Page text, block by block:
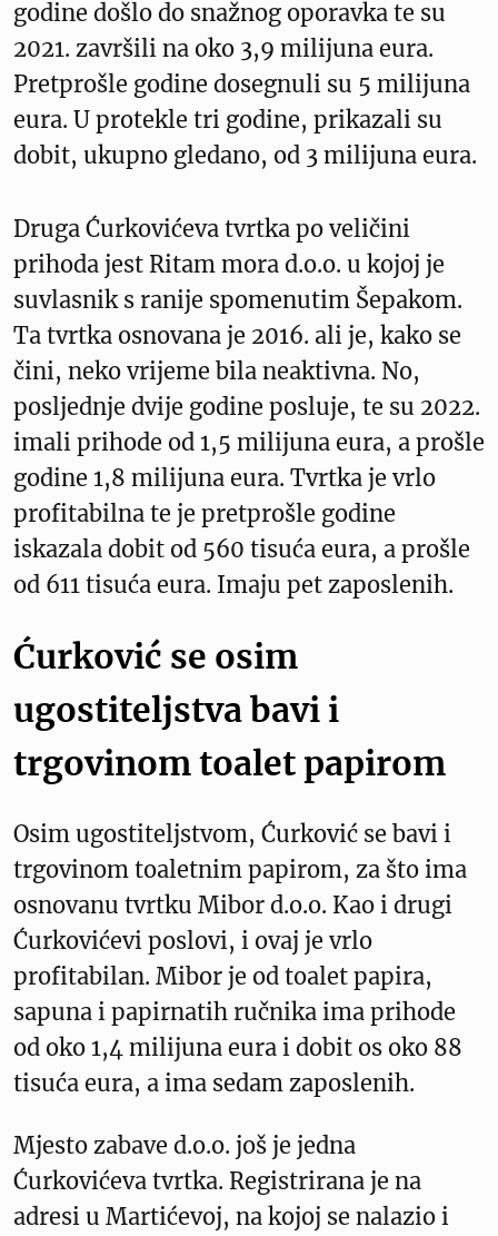
godine došlo do snažnog oporavka te su
2021. završili na oko 3,9 milijuna eura.
Pretprošle godine dosegnuli su 5 milijuna
eura. U protekle tri godine, prikazali su
dobit, ukupno gledano, od 3 milijuna eura.
Druga Ćurkovićeva tvrtka po veličini
prihoda jest Ritam mora d.o.o. u kojoj je
suvlasnik s ranije spomenutim Šepakom.
Ta tvrtka osnovana je 2016. ali je, kako se
čini, neko vrijeme bila neaktivna. No,
posljednje dvije godine posluje, te su 2022.
imali prihode od 1,5 milijuna eura, a prošle
godine 1,8 milijuna eura. Tvrtka je vrlo
profitabilna te je pretprošle godine
iskazala dobit od 560 tisuća eura, a prošle
od 611 tisuća eura. Imaju pet zaposlenih.
Ćurković se osim
ugostiteljstva bavi i
trgovinom toalet papirom
Osim ugostiteljstvom, Ćurković se bavi i
trgovinom toaletnim papirom, za što ima
osnovanu tvrtku Mibor d.o.o. Kao i drugi
Ćurkovićevi poslovi, i ovaj je vrlo
profitabilan. Mibor je od toalet papira,
sapuna i papirnatih ručnika ima prihode
od oko 1,4 milijuna eura i dobit os oko 88
tisuća eura, a ima sedam zaposlenih.
Mjesto zabave d.o.o. još je jedna
Ćurkovićeva tvrtka. Registrirana je na
adresi u Martićevoj, na kojoj se nalazio i